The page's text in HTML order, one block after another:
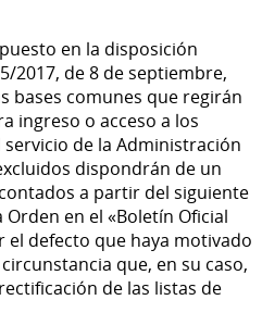
en la disposición
2017, de 8 de septiembre,
bases comunes que regirán
ingreso o acceso a los
de la Administración
dispondrán de un
a partir del siguiente
en el «Boletín Oficial
el defecto que haya motivado
que, en su caso,
de las listas de